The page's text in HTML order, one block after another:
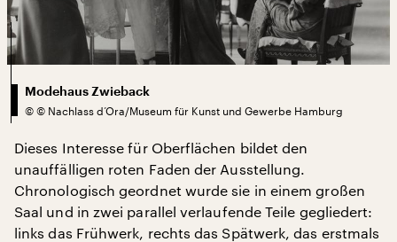
Modehaus Zwieback
© © Nachlass d’Ora/Museum für Kunst und Gewerbe Hamburg
Dieses Interesse für Oberflächen bildet den
unauffälligen roten Faden der Ausstellung.
Chronologisch geordnet wurde sie in einem großen
Saal und in zwei parallel verlaufende Teile gegliedert:
links das Frühwerk, rechts das Spätwerk, das erstmals